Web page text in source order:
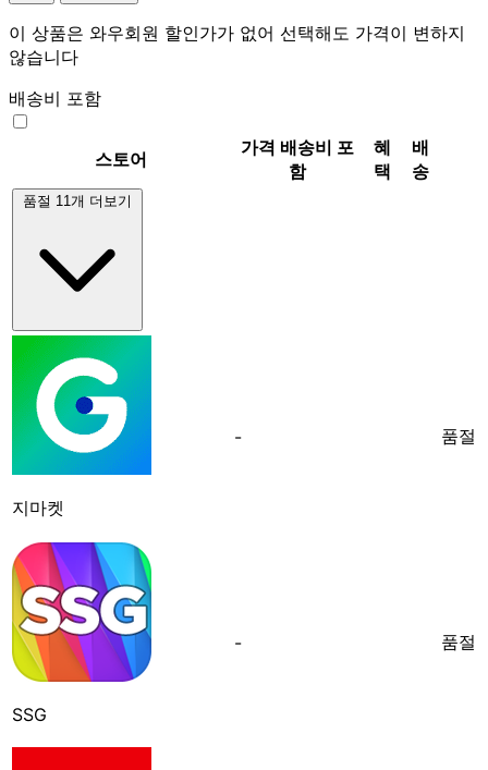
이 상품은 와우회원 할인가가 없어 선택해도 가격이 변하지
않습니다
배송비 포함
스토어
가격 배송비 포
함
혜
택
배
송
품절 11개 더보기
지마켓
- 품절
SSG
- 품절